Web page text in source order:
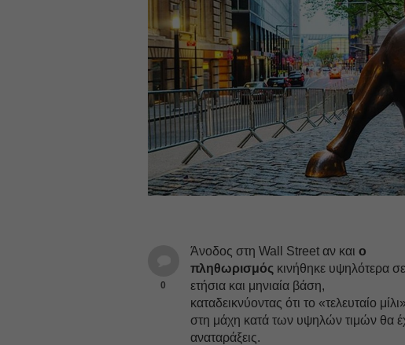
0
Άνοδος στη Wall Street αν καιο
πληθωρισμός κινήθηκε υψηλότερα σε
ετήσια και μηνιαία βάση,
καταδεικνύοντας ότι το «τελευταίο μίλι»
στη μάχη κατά των υψηλών τιμών θα
αναταράξεις.